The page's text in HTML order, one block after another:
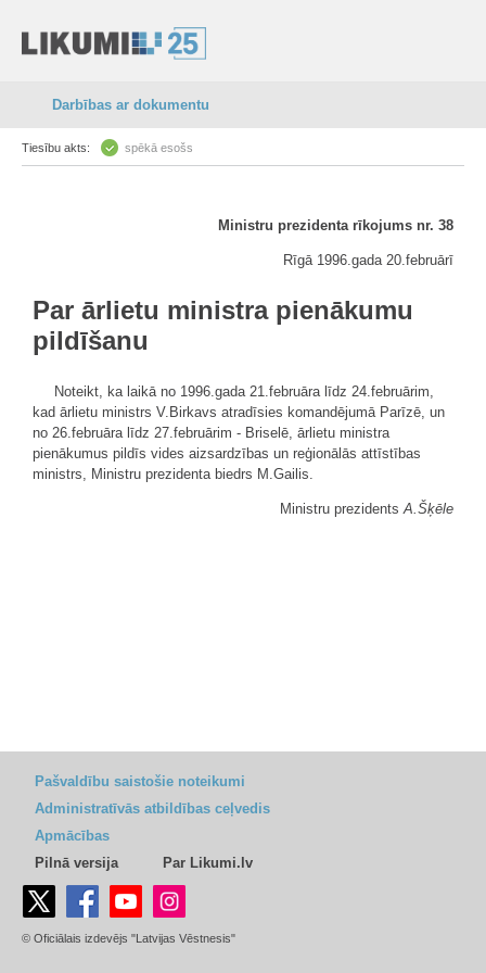
Darbības ar dokumentu
Tiesību akts: spēkā esošs
Ministru prezidenta rīkojums nr. 38
Rīgā 1996.gada 20.februārī
Par ārlietu ministra pienākumu
pildīšanu
Noteikt, ka laikā no 1996.gada 21.februāra līdz 24.februārim,
kad ārlietu ministrs V.Birkavs atradīsies komandējumā Parīzē, un
no 26.februāra līdz 27.februārim - Briselē, ārlietu ministra
pienākumus pildīs vides aizsardzības un reģionālās attīstības
ministrs, Ministru prezidenta biedrs M.Gailis.
Ministru prezidentsA.Šķēle
Pašvaldību saistošie noteikumi
Administratīvās atbildības ceļvedis
Apmācības
Pilnā versija
Par Likumi.lv
© Oficiālais izdevējs "Latvijas Vēstnesis"